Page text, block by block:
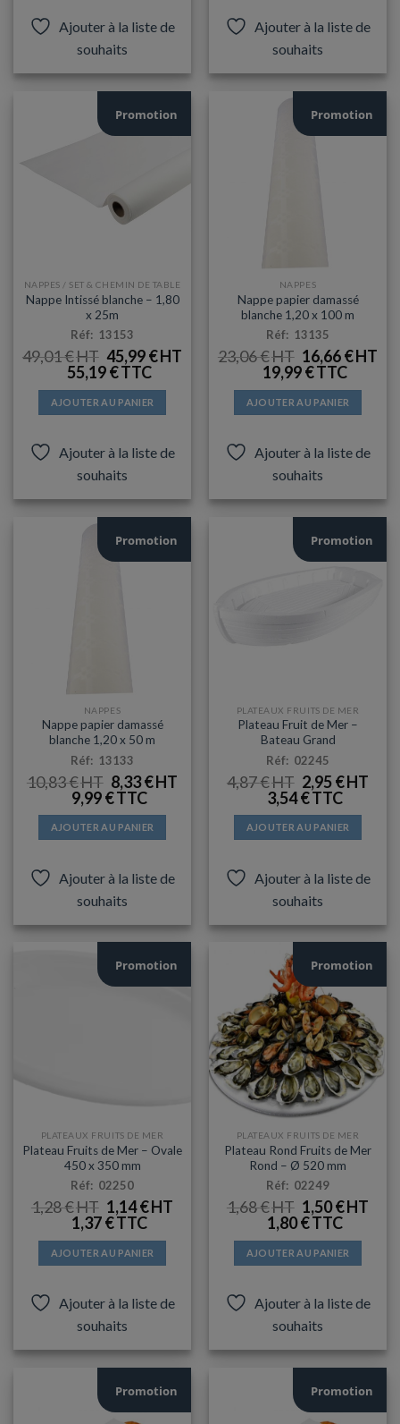
Ajouter à la liste de
souhaits
Ajouter à la liste de
souhaits
Promotion
NAPPES / SET & CHEMIN DE TABLE
Nappe Intissé blanche – 1,80
x 25m
Réf: 13153
49,01€
LE
PRIX
INITIAL
ÉTAIT :
49,01 €.
45,99€
55,19€
AJOUTER AU PANIER
Ajouter à la liste de
souhaits
Promotion
NAPPES
Nappe papier damassé
blanche 1,20 x 100 m
Réf: 13135
23,06€
LE
PRIX
INITIAL
ÉTAIT :
23,06 €.
16,66€
19,99€
AJOUTER AU PANIER
Ajouter à la liste de
souhaits
Promotion
NAPPES
Nappe papier damassé
blanche 1,20 x 50 m
Réf: 13133
10,83€
LE
PRIX
INITIAL
ÉTAIT :
10,83 €.
8,33€
9,99€
AJOUTER AU PANIER
Ajouter à la liste de
souhaits
Promotion
PLATEAUX FRUITS DE MER
Plateau Fruit de Mer –
Bateau Grand
Réf: 02245
4,87€
LE
PRIX
INITIAL
ÉTAIT :
4,87 €.
2,95€
3,54€
AJOUTER AU PANIER
Ajouter à la liste de
souhaits
Promotion
PLATEAUX FRUITS DE MER
Plateau Fruits de Mer – Ovale
450 x 350 mm
Réf: 02250
1,28€
LE
PRIX
INITIAL
ÉTAIT :
1,28 €.
1,14€
1,37€
AJOUTER AU PANIER
Ajouter à la liste de
souhaits
Promotion
PLATEAUX FRUITS DE MER
Plateau Rond Fruits de Mer
Rond – Ø 520 mm
Réf: 02249
1,68€
LE
PRIX
INITIAL
ÉTAIT :
1,68 €.
1,50€
1,80€
AJOUTER AU PANIER
Ajouter à la liste de
souhaits
Promotion Promotion